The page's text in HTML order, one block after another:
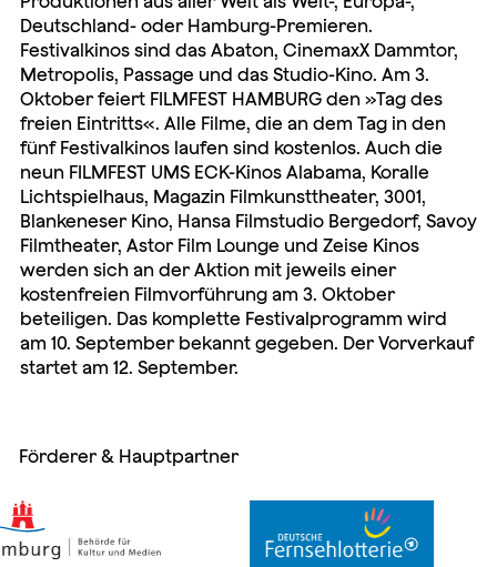
Deutschland- oder Hamburg-Premieren.
Festivalkinos sind das Abaton, CinemaxX Dammtor,
Metropolis, Passage und das Studio-Kino. Am 3.
Oktober feiert FILMFEST HAMBURG den »Tag des
freien Eintritts«. Alle Filme, die an dem Tag in den
fünf Festivalkinos laufen sind kostenlos. Auch die
neun FILMFEST UMS ECK-Kinos Alabama, Koralle
Lichtspielhaus, Magazin Filmkunsttheater, 3001,
Blankeneser Kino, Hansa Filmstudio Bergedorf, Savoy
Filmtheater, Astor Film Lounge und Zeise Kinos
werden sich an der Aktion mit jeweils einer
kostenfreien Filmvorführung am 3. Oktober
beteiligen. Das komplette Festivalprogramm wird
am 10. September bekannt gegeben. Der Vorverkauf
startet am 12. September.
Förderer & Hauptpartner